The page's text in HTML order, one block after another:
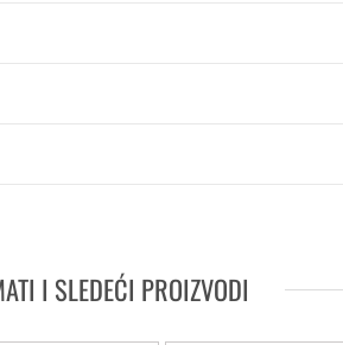
I SLEDEĆI PROIZVODI